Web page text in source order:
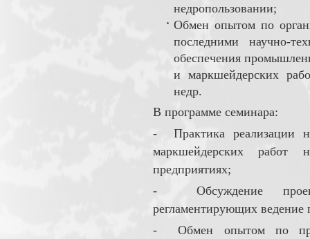
недропользовании;
Обмен опытом по
последними научно-
обеспечения
и маркшейдерских
недр.
В программе семинара:
- Практика реализации
маркшейдерских работ
предприятиях;
- Обсуждение
регламентирующих ведение
- Обмен опытом по